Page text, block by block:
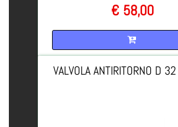
€ 58,00
VALVOLA ANTIRITORNO D